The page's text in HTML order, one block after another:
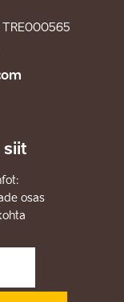
TRE000565
siit
osas